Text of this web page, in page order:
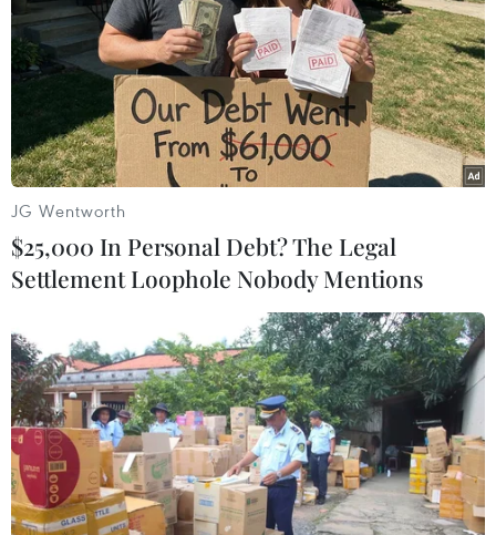
Theo dõi VietnamPlus
TIN LIÊN QUAN
JG Wentworth
$25,000 In Personal Debt? The Legal
Settlement Loophole Nobody Mentions